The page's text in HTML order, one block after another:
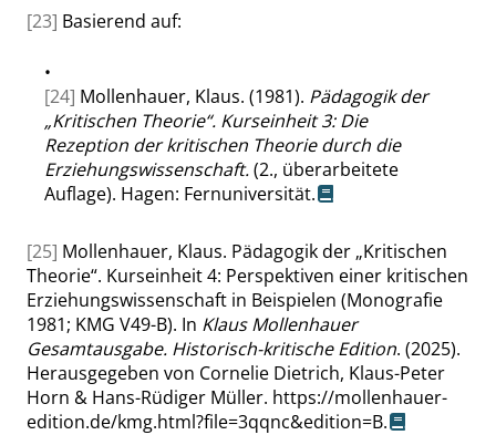
[23] Basierend auf:
•
[24] Mollenhauer, Klaus. (1981). Pädagogik der
„Kritischen Theorie“. Kurseinheit 3: Die
Rezeption der kritischen Theorie durch die
Erziehungswissenschaft.(2., überarbeitete
Auflage). Hagen: Fernuniversität.
[25] Mollenhauer, Klaus. Pädagogik der „Kritischen
Theorie“. Kurseinheit 4: Perspektiven einer kritischen
Erziehungswissenschaft in Beispielen (Monografie
1981; KMG V49-B). In Klaus Mollenhauer
Gesamtausgabe. Historisch-kritische Edition. (2025).
Herausgegeben von Cornelie Dietrich, Klaus-Peter
Horn & Hans-Rüdiger Müller. https://mollenhauer-
edition.de/kmg.html?file=3qqnc&edition=B.